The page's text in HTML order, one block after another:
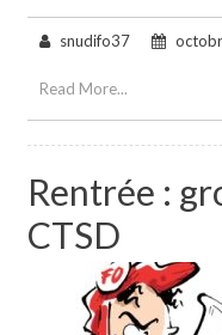
snudifo37
Read More...
Rentrée :
CTSD